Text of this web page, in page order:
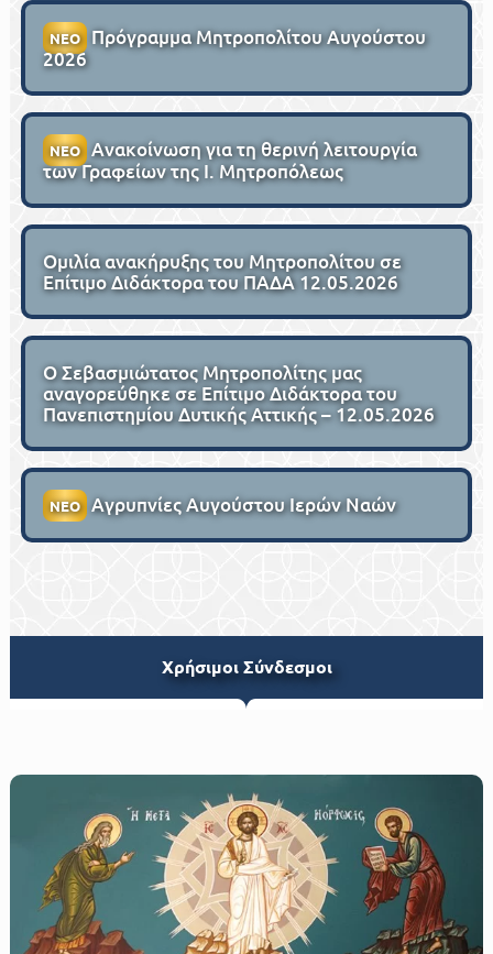
ΝΕΟ Πρόγραμμα Μητροπολίτου Αυγούστου
2026
ΝΕΟ Ανακοίνωση για τη θερινή λειτουργία
των Γραφείων της Ι. Μητροπόλεως
Ομιλία ανακήρυξης του Μητροπολίτου σε
Επίτιμο Διδάκτορα του ΠΑΔΑ 12.05.2026
Ο Σεβασμιώτατος Μητροπολίτης μας
αναγορεύθηκε σε Επίτιμο Διδάκτορα του
Πανεπιστημίου Δυτικής Αττικής – 12.05.2026
ΝΕΟ Αγρυπνίες Αυγούστου Ιερών Ναών
Xρήσιμοι Σύνδεσμοι